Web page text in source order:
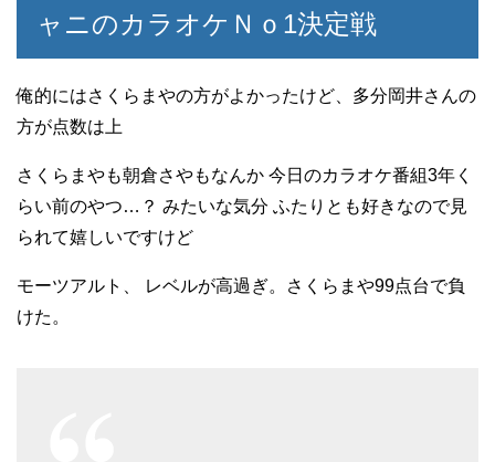
ャニのカラオケＮｏ1決定戦
俺的にはさくらまやの方がよかったけど、多分岡井さんの
方が点数は上
さくらまやも朝倉さやもなんか 今日のカラオケ番組3年く
らい前のやつ…？ みたいな気分 ふたりとも好きなので見
られて嬉しいですけど
モーツアルト、 レベルが高過ぎ。さくらまや99点台で負
けた。